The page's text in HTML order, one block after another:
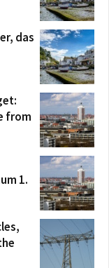
das
from
1.